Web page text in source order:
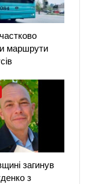
маршрути
загинув
з